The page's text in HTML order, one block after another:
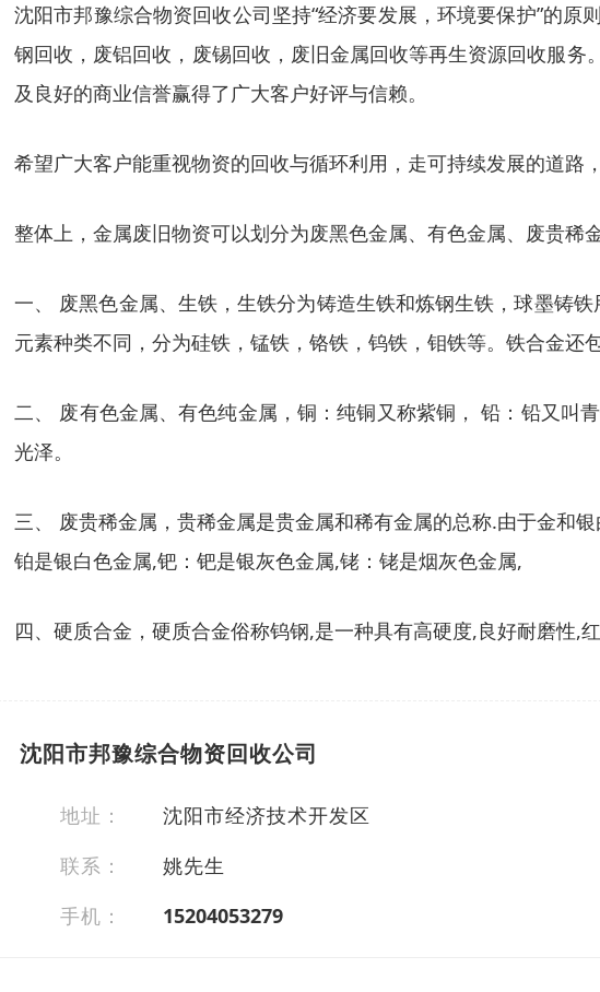
沈阳市邦豫综合物资回收公司坚持“经济要发展，环境要保护”的
钢回收，废铝回收，废锡回收，废旧金属回收等再生资源回收服
及良好的商业信誉赢得了广大客户好评与信赖。
希望广大客户能重视物资的回收与循环利用，走可持续发展的道路
整体上，金属废旧物资可以划分为废黑色金属、有色金属、废贵稀
一、 废黑色金属、生铁，生铁分为铸造生铁和炼钢生铁，球墨铸
元素种类不同，分为硅铁，锰铁，铬铁，钨铁，钼铁等。铁合金还
二、 废有色金属、有色纯金属，铜：纯铜又称紫铜， 铅：铅又叫
光泽。
三、 废贵稀金属，贵稀金属是贵金属和稀有金属的总称.由于金和
铂是银白色金属,钯：钯是银灰色金属,铑：铑是烟灰色金属,
四、硬质合金，硬质合金俗称钨钢,是一种具有高硬度,良好耐磨性,
沈阳市邦豫综合物资回收公司
地址：
沈阳市经济技术开发区
联系：
姚先生
手机：
15204053279